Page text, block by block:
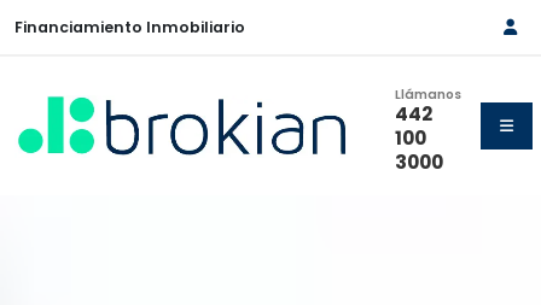
Financiamiento Inmobiliario
Llámanos
442
100
3000